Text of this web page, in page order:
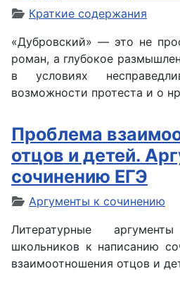
Краткие содержания
«Дубровский» — это не
роман, а глубокое
в условиях
возможности протеста и о
Проблема
отцов и детей.
сочинению ЕГЭ
Аргументы к сочинению
Литературные
школьников к написанию
взаимоотношения отцов и